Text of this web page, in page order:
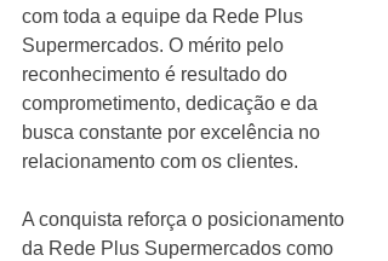
com toda a equipe da Rede Plus
Supermercados. O mérito pelo
reconhecimento é resultado do
comprometimento, dedicação e da
busca constante por excelência no
relacionamento com os clientes.
A conquista reforça o posicionamento
da Rede Plus Supermercados como